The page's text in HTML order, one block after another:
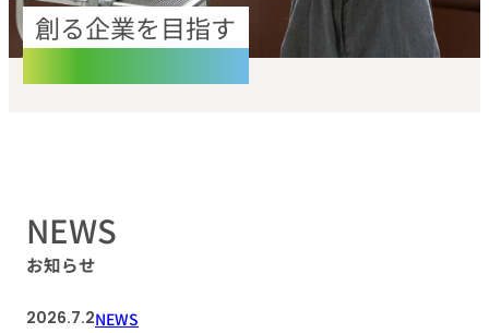
創る企業を目指す
NEWS
お知らせ
2026.7.2NEWS